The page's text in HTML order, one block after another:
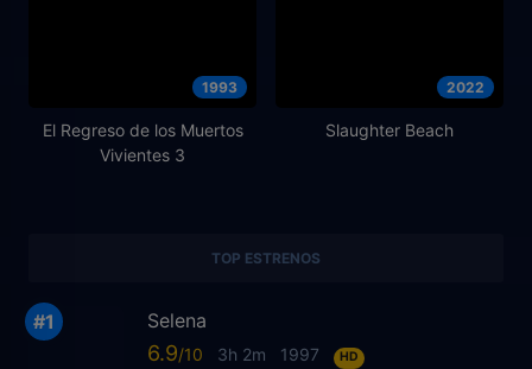
1993
El Regreso de los Muertos
Vivientes 3
2022
Slaughter Beach
TOP ESTRENOS
Selena
6.9 3h 2m 1997 HD